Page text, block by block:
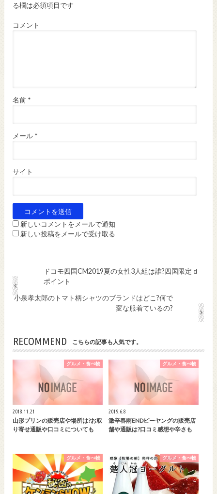
る欄は必須項目です
コメント
名前 *
メール *
サイト
新しいコメントをメールで通知
新しい投稿をメールで受け取る
ドコモ四国CM2019夏の女性3人組は誰?四国限定ｄ
ポイント
小泉孝太郎のトマト柄シャツのブランドはどこ?何で
変な服着ているの?
RECOMMEND こちらの記事も人気です。
グルメ・食べ物
2018.11.21
山形プリンの販売店や場所は?お取
り寄せ通販や口コミについても
グルメ・食べ物
2019.6.8
激辛春雨ENDピーヤングの販売店
舗や通販は?口コミ感想や辛さも
グルメ・食べ物 グルメ・食べ物